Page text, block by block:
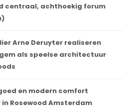
centraal, achthoekig forum
Arne Deruyter realiseren
als speelse architectuur
en modern comfort
Rosewood Amsterdam